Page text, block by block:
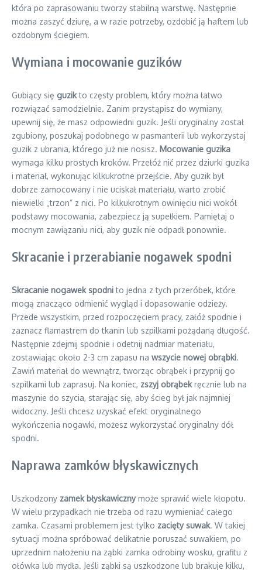
która po zaprasowaniu tworzy stabilną warstwę. Następnie
można zaszyć dziurę, a w razie potrzeby, ozdobić ją haftem lub
ozdobnym ściegiem.
Wymiana i mocowanie guzików
Gubiący się guzikto częsty problem, który można łatwo
rozwiązać samodzielnie. Zanim przystąpisz do wymiany,
upewnij się, że masz odpowiedni guzik. Jeśli oryginalny został
zgubiony, poszukaj podobnego w pasmanterii lub wykorzystaj
guzik z ubrania, którego już nie nosisz. Mocowanie guzika
wymaga kilku prostych kroków. Przełóż nić przez dziurki guzika
i materiał, wykonując kilkukrotne przejście. Aby guzik był
dobrze zamocowany i nie uciskał materiału, warto zrobić
niewielki „trzon” z nici. Po kilkukrotnym owinięciu nici wokół
podstawy mocowania, zabezpiecz ją supełkiem. Pamiętaj o
mocnym zawiązaniu nici, aby guzik nie odpadł ponownie.
Skracanie i przerabianie nogawek spodni
Skracanie nogawek spodnito jedna z tych przeróbek, które
mogą znacząco odmienić wygląd i dopasowanie odzieży.
Przede wszystkim, przed rozpoczęciem pracy, załóż spodnie i
zaznacz flamastrem do tkanin lub szpilkami pożądaną długość.
Następnie zdejmij spodnie i odetnij nadmiar materiału,
zostawiając około 2-3 cm zapasu na wszycie nowej obrąbki.
Zawiń materiał do wewnątrz, tworząc obrąbek i przypnij go
szpilkami lub zaprasuj. Na koniec, zszyj obrąbekręcznie lub na
maszynie do szycia, starając się, aby ścieg był jak najmniej
widoczny. Jeśli chcesz uzyskać efekt oryginalnego
wykończenia nogawki, możesz wykorzystać oryginalny dół
spodni.
Naprawa zamków błyskawicznych
Uszkodzony zamek błyskawicznymoże sprawić wiele kłopotu.
W wielu przypadkach nie trzeba od razu wymieniać całego
zamka. Czasami problemem jest tylko zacięty suwak. W takiej
sytuacji można spróbować delikatnie poruszać suwakiem, po
uprzednim nałożeniu na ząbki zamka odrobiny wosku, grafitu z
ołówka lub mydła. Jeśli ząbki są uszkodzone lub brakuje kilku,